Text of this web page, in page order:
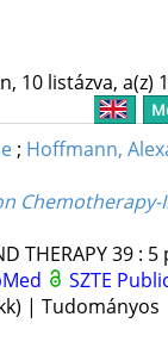
10 listázva, a(z)
; Hoffmann,
THERAPY39: 5
SZTE
| Tudományos